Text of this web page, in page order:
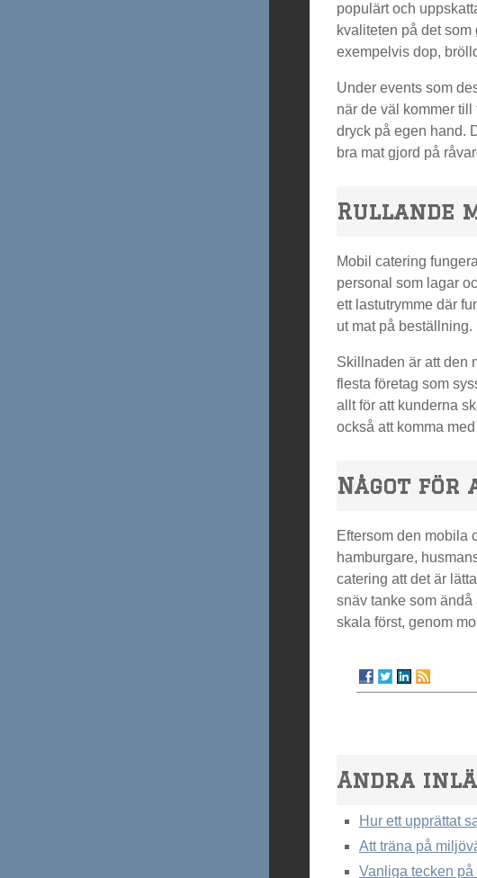
populärt och
kvaliteten på det
exempelvis dop,
Under events som
när de väl kommer
dryck på egen hand.
bra mat gjord på
Rullande
Mobil catering
personal som lagar
ett lastutrymme där
ut mat på
Skillnaden är att den
flesta företag som
allt för att kunderna
också att komma
Något för
Eftersom den mobila
hamburgare,
catering att det är
snäv tanke som ändå
skala först, genom
Andra
Hur ett upprättat
Att träna på
Vanliga tecken